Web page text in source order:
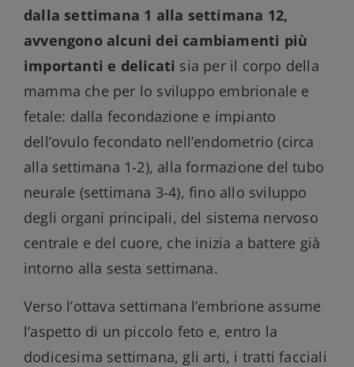
dalla settimana 1 alla settimana 12,
avvengono alcuni dei cambiamenti più
importanti e delicati sia per il corpo della
mamma che per lo sviluppo embrionale e
fetale: dalla fecondazione e impianto
dell’ovulo fecondato nell’endometrio (circa
alla settimana 1-2), alla formazione del tubo
neurale (settimana 3-4), fino allo sviluppo
degli organi principali, del sistema nervoso
centrale e del cuore, che inizia a battere già
intorno alla sesta settimana.
Verso l’ottava settimana l’embrione assume
l’aspetto di un piccolo feto e, entro la
dodicesima settimana, gli arti, i tratti facciali